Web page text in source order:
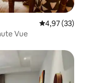
Priemerné
4,97 (33)
Vue